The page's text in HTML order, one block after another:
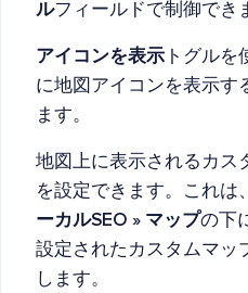
ルフィールドで制御でき
アイコンを表示 トグル
に地図アイコンを表示す
ます。
地図上に表示されるカス
を設定できます。これは、
ーカルSEO » マップの下
設定されたカスタムマッ
します。